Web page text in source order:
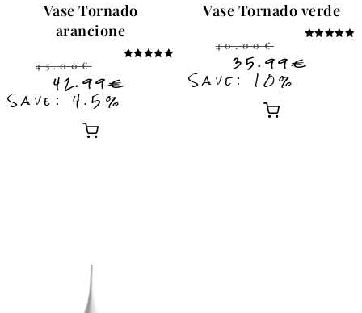
Vase Tornado
arancione
45.00€
42.99€
Save: 4.5%
Vase Tornado verde
40.00€
35.99€
Save: 10%